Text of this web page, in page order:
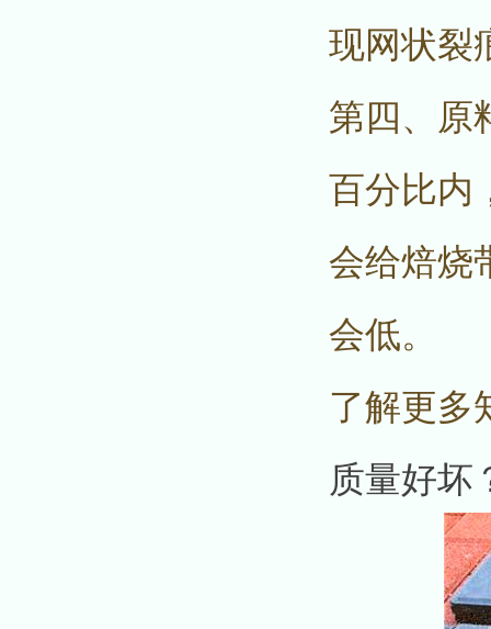
现网状裂
第四、原
百分比内
会给焙烧
会低。
了解更多
质量好坏